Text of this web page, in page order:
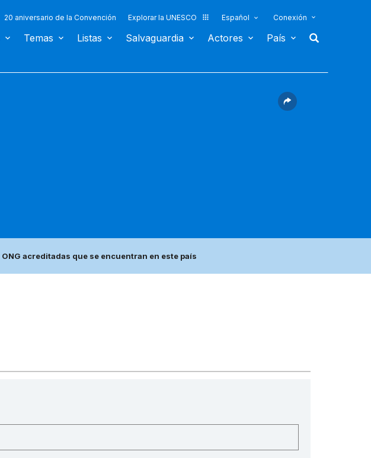
20 aniversario de la Convención Explorar la UNESCO Español Conexión
Temas Listas Salvaguardia Actores País
ONG acreditadas que se encuentran en este país